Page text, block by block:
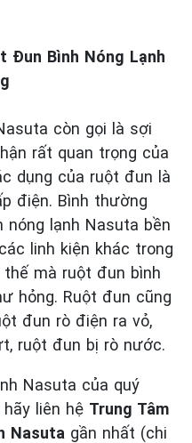
Đun Bình Nóng Lạnh
còn gọi là sợi
rất quan trọng của
dụng của ruột đun là
điện. Bình thường
lạnh Nasuta bền
linh kiện khác trong
thế mà ruột đun bình
hỏng. Ruột đun cũng
đun rò điện ra vỏ,
ruột đun bị rò nước.
Nasuta của quý
liên hệ Trung Tâm
Nasuta gần nhất (chi